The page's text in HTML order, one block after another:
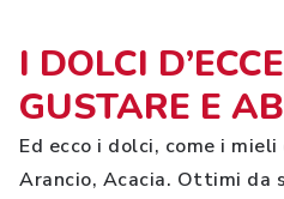
I DOLCI
GUSTARE E
Ed ecco i dolci, come i
Arancio, Acacia. Ottimi da